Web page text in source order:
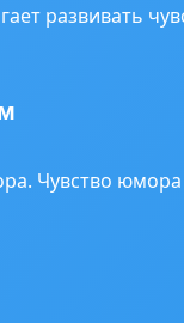
развивать
Чувство